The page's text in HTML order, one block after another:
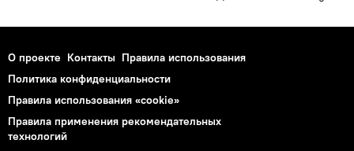
О проекте Контакты Правила использования
Политика конфиденциальности
Правила использования «cookie»
Правила применения рекомендательных
технологий